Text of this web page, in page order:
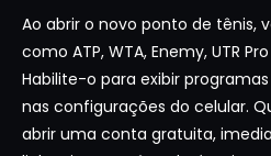
Ao abrir o novo ponto de tênis,
como ATP, WTA, Enemy, UTR
Habilite-o para exibir
nas configurações do celular.
abrir uma conta gratuita,